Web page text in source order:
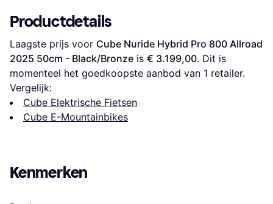
Productdetails
Laagste prijs voor Cube Nuride Hybrid Pro 800 Allroad
2025 50cm - Black/Bronze is € 3.199,00. Dit is
momenteel het goedkoopste aanbod van 1 retailer.
Vergelijk:
Cube Elektrische Fietsen
Cube E-Mountainbikes
Kenmerken